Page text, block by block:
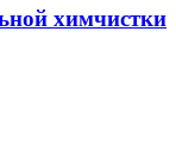
химчистки